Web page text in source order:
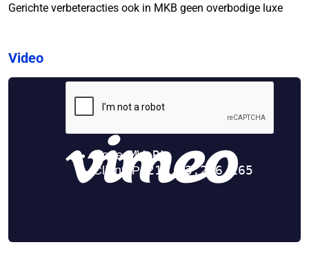
Gerichte verbeteracties ook in MKB geen overbodige luxe
Video